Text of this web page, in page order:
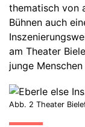
thematisch von
Bühnen auch
am Theater
junge
Abb. 2 Theater